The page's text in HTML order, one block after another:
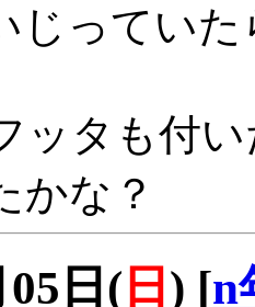
じってい
ッタも付
かな？
05日( 日 ) [n